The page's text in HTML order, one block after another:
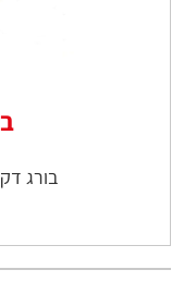
בורג דק טורקס